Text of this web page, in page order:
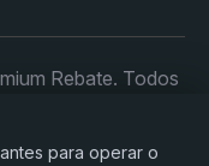
Rebate. Todos
para operar o